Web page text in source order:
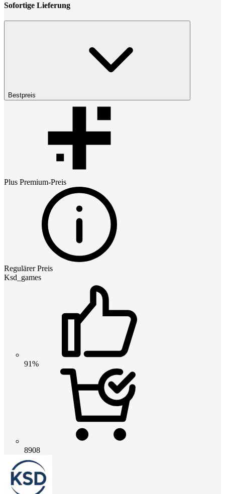
Sofortige Lieferung
Bestpreis
Plus Premium-Preis
Regulärer Preis
Ksd_games
91%
8908